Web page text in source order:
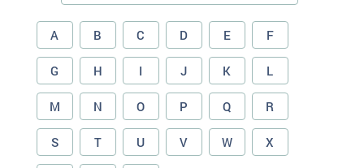
A B C D E F
G H I J K L
M N O P Q R
S T U V W X